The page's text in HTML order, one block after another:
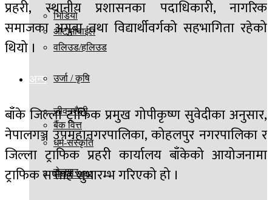
भिडियो
वलिउड/हलिउड
अन्य
जीवनशैली
धर्म-संस्कृति
रोचक खबर
आटोमोबाईल
उर्जा / कृषि
बैंक वित्त
रोजगार
प्रहरी, स्थानीय प्रशासनका पदाधिकारी, नागरिक
समाजका अगुवा तथा विद्यार्थीवर्गको सहभागिता रहेको
थियो ।
बाँके जिल्ला ट्राफिक प्रमुख गोपीकृष्ण सुवेदीका अनुसार,
नेपालगञ्ज उपमहानगरपालिका, कोहलपुर नगरपालिका र
जिल्ला ट्राफिक प्रहरी कार्यालय बाँकेको आयोजनामा
ट्राफिक सप्ताह शुभारम्भ गरिएको हो ।